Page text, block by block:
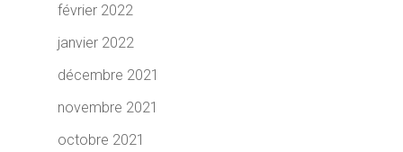
février 2022
janvier 2022
décembre 2021
novembre 2021
octobre 2021